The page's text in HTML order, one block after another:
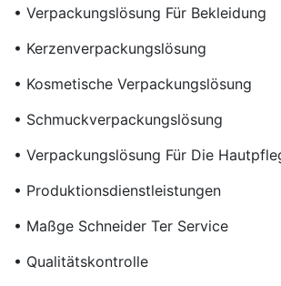
• Verpackungslösung Für Bekleidung
• Kerzenverpackungslösung
• Kosmetische Verpackungslösung
• Schmuckverpackungslösung
• Verpackungslösung Für Die
• Produktionsdienstleistungen
• Maßge Schneider Ter Service
• Qualitätskontrolle